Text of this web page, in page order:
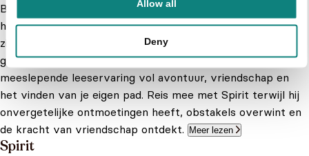
Allow all
Deny
Betreed de uitgestrekte prairies en maak kennis met Spirit,
het ontembare wilde paard dat jonge lezers inspireert met
zijn ongebreidelde vrijheid en moed. Geïnspireerd door de
geliefde animatiefilm bieden de Spirit kinderboeken een
meeslepende leeservaring vol avontuur, vriendschap en
het vinden van je eigen pad. Reis mee met Spirit terwijl hij
onvergetelijke ontmoetingen heeft, obstakels overwint en
de kracht van vriendschap ontdekt.
Meer lezen
Spirit